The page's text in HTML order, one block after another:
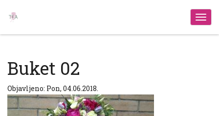
Buket 02
Objavljeno: Pon, 04.06.2018.